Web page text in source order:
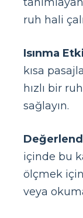
ruh hali
Isınma
kısa
hızlı bir
sağlayın.
içinde bu
ölçmek
veya